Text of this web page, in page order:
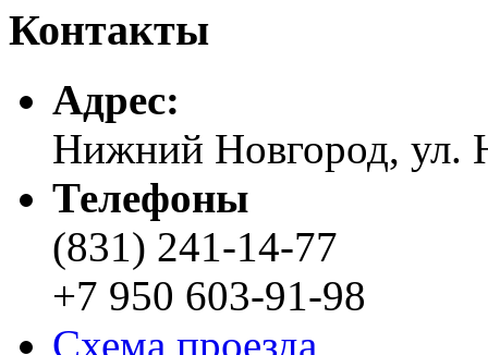
Контакты
Адреc:
Нижний Новгород, ул.
Телефоны
(831) 241-14-77
+7 950 603-91-98
Схема проезда